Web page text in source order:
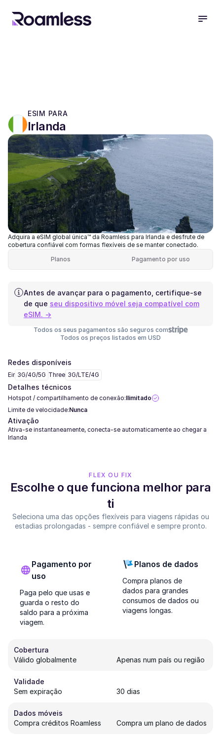
ESIM PARA
Irlanda
Adquira a eSIM global única™ da Roamless para Irlanda e desfrute de
cobertura confiável com formas flexíveis de se manter conectado.
Planos
Pagamento por uso
Antes de avançar para o pagamento, certifique-se
de que seu dispositivo móvel seja compatível com
eSIM. →
Todos os seus pagamentos são seguros com
Todos os preços listados em USD
Redes disponíveis
Eir 3G/4G/5G Three 3G/LTE/4G
Detalhes técnicos
Hotspot / compartilhamento de conexão:Ilimitado
Limite de velocidade:Nunca
Ativação
Ativa-se instantaneamente, conecta-se automaticamente ao chegar a
Irlanda
FLEX OU FIX
Escolhe o que funciona melhor para
ti
Seleciona uma das opções flexíveis para viagens rápidas ou
estadias prolongadas - sempre confiável e sempre pronto.
Pagamento por
uso
Paga pelo que usas e
guarda o resto do
saldo para a próxima
viagem.
Planos de dados
Compra planos de
dados para grandes
consumos de dados ou
viagens longas.
Cobertura
Válido globalmente
Apenas num país ou região
Validade
Sem expiração
30 dias
Dados móveis
Compra créditos Roamless
Compra um plano de dados